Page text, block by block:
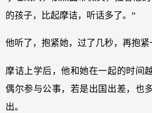
的孩子，比起摩诘，听话多了。”
他听了，抱紧她，过了几秒，再抱紧
摩诘上学后，他和她在一起的时间
偶尔参与公事，若是出国出差，也
出。